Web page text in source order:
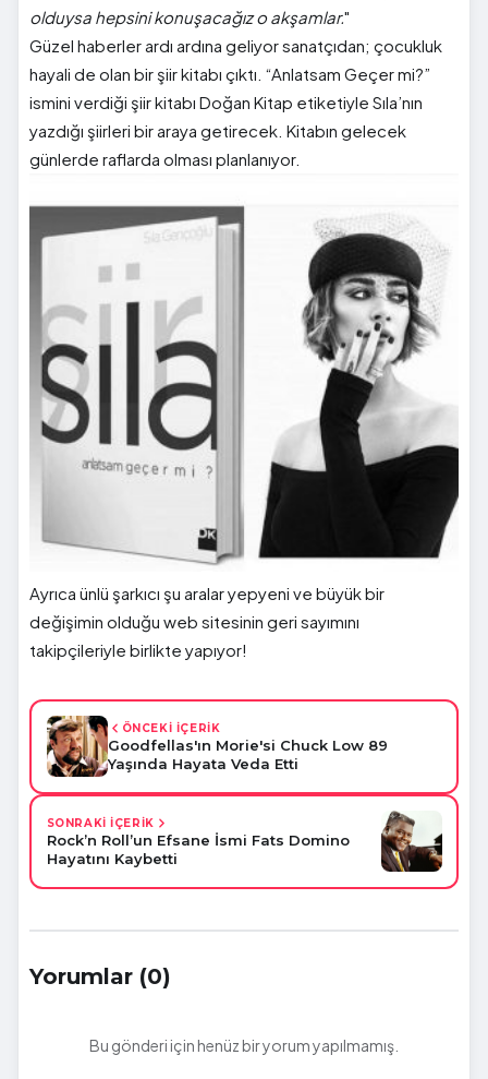
olduysa hepsini konuşacağız o akşamlar."
Güzel haberler ardı ardına geliyor sanatçıdan; çocukluk
hayali de olan bir şiir kitabı çıktı. “Anlatsam Geçer mi?”
ismini verdiği şiir kitabı Doğan Kitap etiketiyle Sıla’nın
yazdığı şiirleri bir araya getirecek. Kitabın gelecek
günlerde raflarda olması planlanıyor.
Ayrıca ünlü şarkıcı şu aralar yepyeni ve büyük bir
değişimin olduğu web sitesinin geri sayımını
takipçileriyle birlikte yapıyor!
ÖNCEKİ İÇERİK
Goodfellas'ın Morie'si Chuck Low 89
Yaşında Hayata Veda Etti
SONRAKİ İÇERİK
Rock’n Roll’un Efsane İsmi Fats Domino
Hayatını Kaybetti
Yorumlar (0)
Bu gönderi için henüz bir yorum yapılmamış.